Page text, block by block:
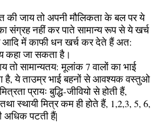
की जाय तो अपनी मौलिकता के बल पर ये
नहीं कर पाते सामान्य रूप से ये खर्च
में काफी धन खर्च कर देते हैं अत:
कहा जा सकता है।
तो सामान्यतय: मूलांक 7 वालों का भाई
है, ये ताउम्र भाई बहनों से आवश्यक वस्तुओ
प्रायः बुद्धि-जीवियो से होती हैं,
तथा स्थायी मित्र कम ही होते हैं, 1,2,3, 5, 6,
अधिक पटती हैं|